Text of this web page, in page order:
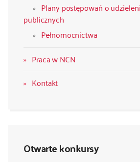
Plany postępowań o
publicznych
Pełnomocnictwa
Praca w NCN
Kontakt
Otwarte konkursy